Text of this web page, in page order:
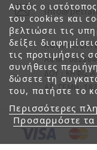
Αυτός ο
του cookies και
βελτιώσει τις
δείξει
τις προτιμήσεις
συνήθειες
δώσετε τη
του, πατήστε το
Περισσότερες
Προσαρμόστε
ΑΦΟΙ
ΑΦΜ :
ΔΟΥ :
ΑΡ. ΓΕΜΗ: